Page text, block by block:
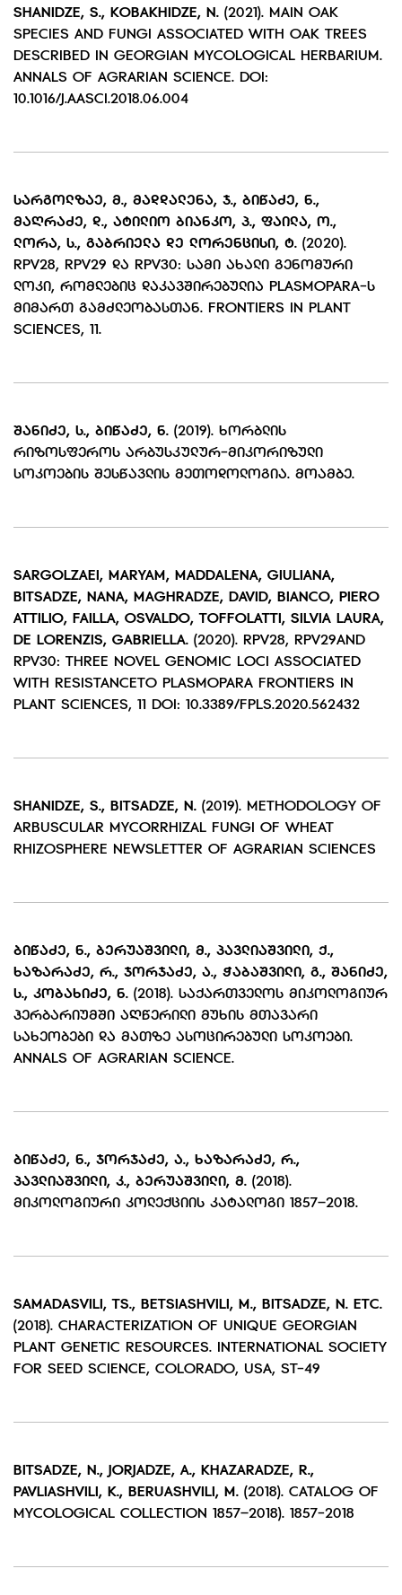
SHANIDZE, S., KOBAKHIDZE, N. (2021). MAIN OAK
SPECIES AND FUNGI ASSOCIATED WITH OAK TREES
DESCRIBED IN GEORGIAN MYCOLOGICAL HERBARIUM.
ANNALS OF AGRARIAN SCIENCE. DOI:
10.1016/J.AASCI.2018.06.004
ᲡᲐᲠᲒᲝᲚᲖᲐᲔ, Მ., ᲛᲐᲓᲓᲐᲚᲔᲜᲐ, Ჯ., ᲑᲘᲬᲐᲫᲔ, Ნ.,
ᲛᲐᲦᲠᲐᲫᲔ, Დ., ᲐᲢᲘᲚᲘᲝ ᲑᲘᲐᲜᲙᲝ, Პ., ᲤᲐᲘᲚᲐ, Ო.,
ᲚᲝᲠᲐ, Ს., ᲒᲐᲑᲠᲘᲔᲚᲐ ᲓᲔ ᲚᲝᲠᲔᲜᲪᲘᲡᲘ, Ტ. (2020).
RPV28, RPV29 ᲓᲐ RPV30: ᲡᲐᲛᲘ ᲐᲮᲐᲚᲘ ᲒᲔᲜᲝᲛᲣᲠᲘ
ᲚᲝᲙᲘ, ᲠᲝᲛᲚᲔᲑᲘᲪ ᲓᲐᲙᲐᲕᲨᲘᲠᲔᲑᲣᲚᲘᲐ PLASMOPARA-Ს
ᲛᲘᲛᲐᲠᲗ ᲒᲐᲛᲫᲚᲔᲝᲑᲐᲡᲗᲐᲜ. FRONTIERS IN PLANT
SCIENCES, 11.
ᲨᲐᲜᲘᲫᲔ, Ს., ᲑᲘᲬᲐᲫᲔ, Ნ. (2019). ᲮᲝᲠᲑᲚᲘᲡ
ᲠᲘᲖᲝᲡᲤᲔᲠᲝᲡ ᲐᲠᲑᲣᲡᲙᲣᲚᲣᲠ-ᲛᲘᲙᲝᲠᲘᲖᲣᲚᲘ
ᲡᲝᲙᲝᲔᲑᲘᲡ ᲨᲔᲡᲬᲐᲕᲚᲘᲡ ᲛᲔᲗᲝᲓᲝᲚᲝᲒᲘᲐ. ᲛᲝᲐᲛᲑᲔ.
SARGOLZAEI, MARYAM, MADDALENA, GIULIANA,
BITSADZE, NANA, MAGHRADZE, DAVID, BIANCO, PIERO
ATTILIO, FAILLA, OSVALDO, TOFFOLATTI, SILVIA LAURA,
DE LORENZIS, GABRIELLA. (2020). RPV28, RPV29AND
RPV30: THREE NOVEL GENOMIC LOCI ASSOCIATED
WITH RESISTANCETO PLASMOPARA FRONTIERS IN
PLANT SCIENCES, 11 DOI: 10.3389/FPLS.2020.562432
SHANIDZE, S., BITSADZE, N. (2019). METHODOLOGY OF
ARBUSCULAR MYCORRHIZAL FUNGI OF WHEAT
RHIZOSPHERE NEWSLETTER OF AGRARIAN SCIENCES
ᲑᲘᲬᲐᲫᲔ, Ნ., ᲑᲔᲠᲣᲐᲨᲕᲘᲚᲘ, Მ., ᲞᲐᲕᲚᲘᲐᲨᲕᲘᲚᲘ, Ქ.,
ᲮᲐᲖᲐᲠᲐᲫᲔ, Რ., ᲯᲝᲠᲯᲐᲫᲔ, Ა., ᲭᲐᲑᲐᲨᲕᲘᲚᲘ, Გ., ᲨᲐᲜᲘᲫᲔ,
Ს., ᲙᲝᲑᲐᲮᲘᲫᲔ, Ნ. (2018). ᲡᲐᲥᲐᲠᲗᲕᲔᲚᲝᲡ ᲛᲘᲙᲝᲚᲝᲒᲘᲣᲠ
ᲰᲔᲠᲑᲐᲠᲘᲣᲛᲨᲘ ᲐᲦᲬᲔᲠᲘᲚᲘ ᲛᲣᲮᲘᲡ ᲛᲗᲐᲕᲐᲠᲘ
ᲡᲐᲮᲔᲝᲑᲔᲑᲘ ᲓᲐ ᲛᲐᲗᲖᲔ ᲐᲡᲝᲪᲘᲠᲔᲑᲣᲚᲘ ᲡᲝᲙᲝᲔᲑᲘ.
ANNALS OF AGRARIAN SCIENCE.
ᲑᲘᲬᲐᲫᲔ, Ნ., ᲯᲝᲠᲯᲐᲫᲔ, Ა., ᲮᲐᲖᲐᲠᲐᲫᲔ, Რ.,
ᲞᲐᲕᲚᲘᲐᲨᲕᲘᲚᲘ, Კ., ᲑᲔᲠᲣᲐᲨᲕᲘᲚᲘ, Მ. (2018).
ᲛᲘᲙᲝᲚᲝᲒᲘᲣᲠᲘ ᲙᲝᲚᲔᲥᲪᲘᲘᲡ ᲙᲐᲢᲐᲚᲝᲒᲘ 1857–2018.
SAMADASVILI, TS., BETSIASHVILI, M., BITSADZE, N. ETC.
(2018). CHARACTERIZATION OF UNIQUE GEORGIAN
PLANT GENETIC RESOURCES. INTERNATIONAL SOCIETY
FOR SEED SCIENCE, COLORADO, USA, ST-49
BITSADZE, N., JORJADZE, A., KHAZARADZE, R.,
PAVLIASHVILI, K., BERUASHVILI, M. (2018). CATALOG OF
MYCOLOGICAL COLLECTION 1857–2018). 1857-2018